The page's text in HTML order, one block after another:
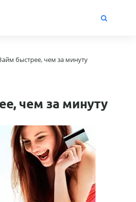
быстрее, чем за минуту
чем за минуту